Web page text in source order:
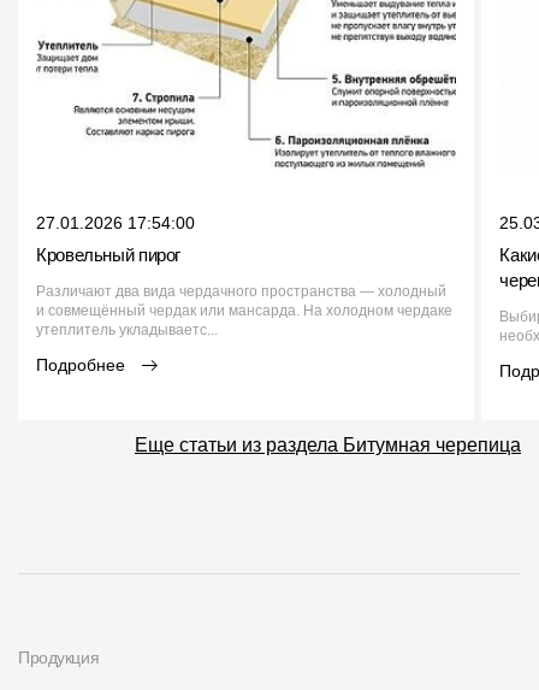
27.01.2026 17:54:00
Кровельный пирог
Различают два вида чердачного пространства — холодный
и совмещённый чердак или мансарда. На холодном чердаке
утеплитель укладываетс...
Подробнее
Еще статьи из раздела Битумная черепица
Продукция